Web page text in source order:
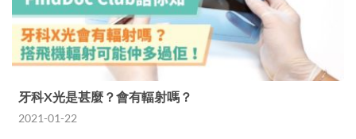
牙科X光是甚麼？會有輻射嗎？
2021-01-22